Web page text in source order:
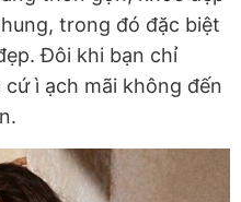
trong đó đặc biệt
Đôi khi bạn chỉ
ì ạch mãi không đến